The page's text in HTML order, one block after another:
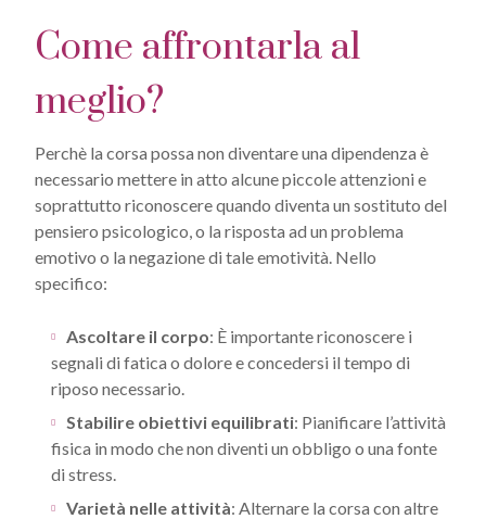
Come affrontarla al
meglio?
Perchè la corsa possa non diventare una dipendenza è
necessario mettere in atto alcune piccole attenzioni e
soprattutto riconoscere quando diventa un sostituto del
pensiero psicologico, o la risposta ad un problema
emotivo o la negazione di tale emotività. Nello
specifico:
Ascoltare il corpo: È importante riconoscere i
segnali di fatica o dolore e concedersi il tempo di
riposo necessario.
Stabilire obiettivi equilibrati: Pianificare l’attività
fisica in modo che non diventi un obbligo o una fonte
di stress.
Varietà nelle attività: Alternare la corsa con altre